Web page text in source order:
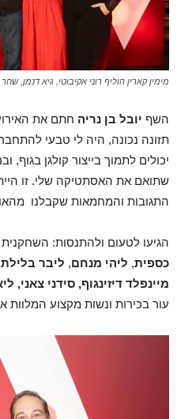
מימין קארין הוליף רוני אקיבוטי, גיא דנמן,
השף יובל בן נריה חתם את
תזונה נכונה, היה לי טבעי
יכולים לתמוך בייצור קולגן
שתואם את האסתטיקה שלי. זו
התגובות והמחמאות שקבלנו
הגיעו לטעום ולהתנסות: השחקנית
כספית, ליהי מנחם, ליבר
מיינפלד דיזינגוף, סידני צאני,
עור בכירות ונשות מקצוע